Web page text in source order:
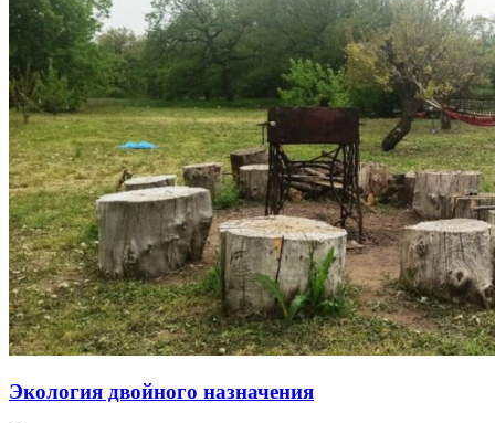
Экология двойного назначения